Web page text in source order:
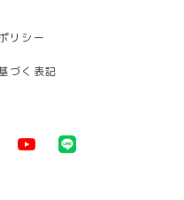
リシー
づく表記